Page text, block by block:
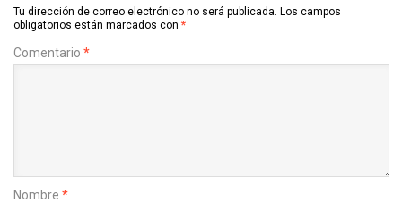
Tu dirección de correo electrónico no será publicada. Los campos
obligatorios están marcados con *
Comentario *
Nombre *